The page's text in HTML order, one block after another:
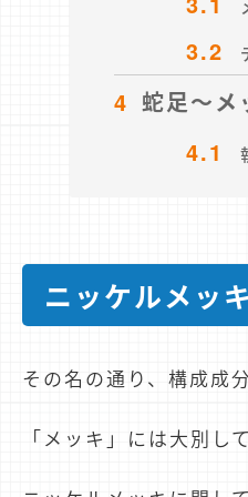
3.2
4 蛇足～メ
4.1
ニッケルメッ
その名の通り、構成成
「メッキ」には大別し